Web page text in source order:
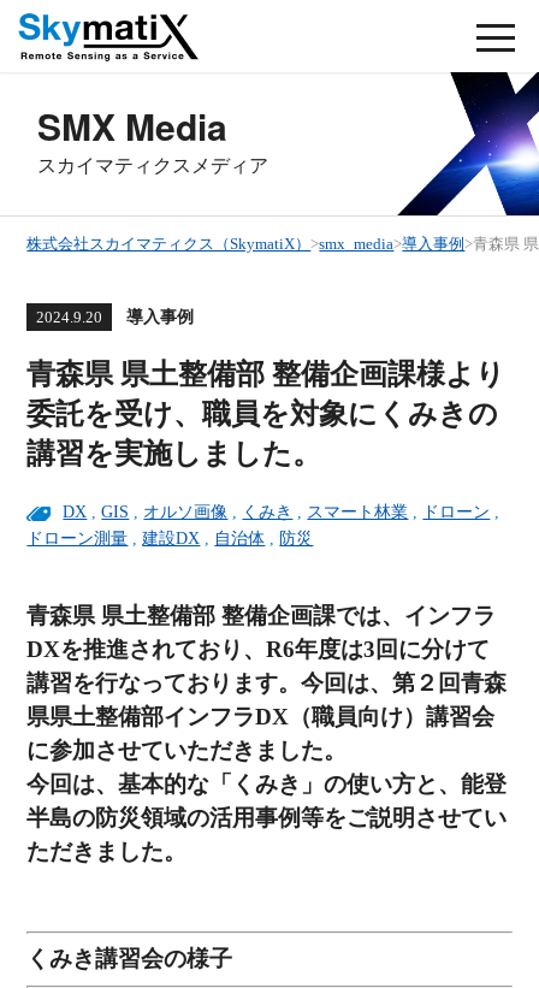
SMX Media
スカイマティクスメディア
株式会社スカイマティクス（SkymatiX）>smx_media>導入事例>青森県
2024.9.20 導入事例
青森県 県土整備部 整備企画課様より
委託を受け、職員を対象にくみきの
講習を実施しました。
DX ,GIS , オルソ画像 , くみき , スマート林業 , ドローン ,
ドローン測量 ,建設DX , 自治体 , 防災
青森県 県土整備部 整備企画課では、インフラ
DXを推進されており、R6年度は3回に分けて
講習を行なっております。今回は、第２回青森
県県土整備部インフラDX（職員向け）講習会
に参加させていただきました。
今回は、基本的な「くみき」の使い方と、能登
半島の防災領域の活用事例等をご説明させてい
ただきました。
くみき講習会の様子